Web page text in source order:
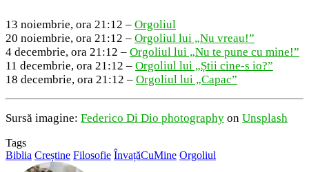
13 noiembrie, ora 21:12 – Orgoliul
20 noiembrie, ora 21:12 – Orgoliul lui „Nu vreau!”
4 decembrie, ora 21:12 – Orgoliul lui „Nu te pune cu mine!”
11 decembrie, ora 21:12 – Orgoliul lui „Știi cine-s io?”
18 decembrie, ora 21:12 – Orgoliul lui „Capac”
Sursă imagine: Federico Di Dio photography on Unsplash
Tags
Biblia Creștine Filosofie ÎnvațăCuMine Orgoliul